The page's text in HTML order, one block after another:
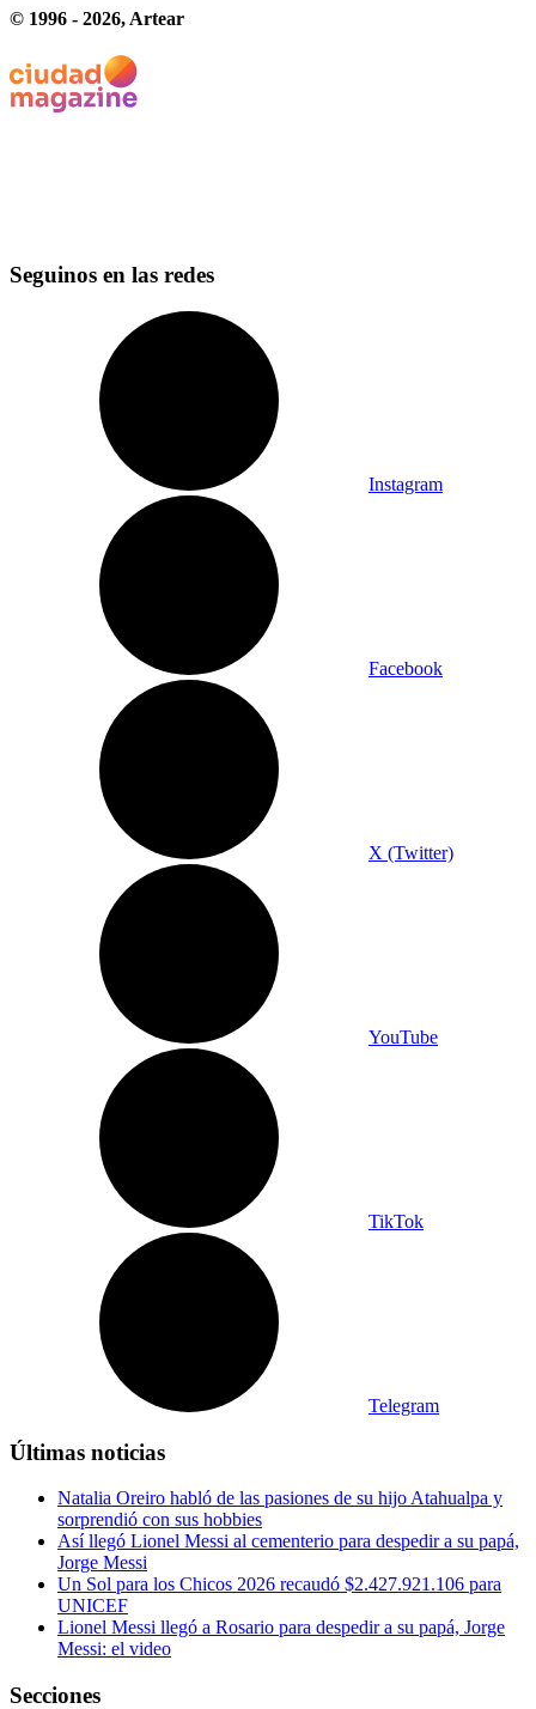
© 1996 - 2026, Artear
Seguinos en las redes
Instagram
Facebook
X (Twitter)
YouTube
TikTok
Telegram
Últimas noticias
Natalia Oreiro habló de las pasiones de su hijo Atahualpa y
sorprendió con sus hobbies
Así llegó Lionel Messi al cementerio para despedir a su papá,
Jorge Messi
Un Sol para los Chicos 2026 recaudó $2.427.921.106 para
UNICEF
Lionel Messi llegó a Rosario para despedir a su papá, Jorge
Messi: el video
Secciones